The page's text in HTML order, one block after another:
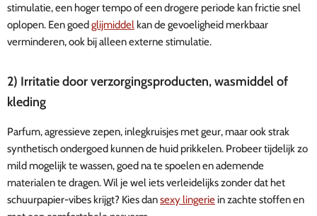
stimulatie, een hoger tempo of een drogere periode kan frictie snel
oplopen. Een goedglijmiddel kan de gevoeligheid merkbaar
verminderen, ook bij alleen externe stimulatie.
2) Irritatie door verzorgingsproducten, wasmiddel of
kleding
Parfum, agressieve zepen, inlegkruisjes met geur, maar ook strak
synthetisch ondergoed kunnen de huid prikkelen. Probeer tijdelijk zo
mild mogelijk te wassen, goed na te spoelen en ademende
materialen te dragen. Wil je wel iets verleidelijks zonder dat het
schuurpapier-vibes krijgt? Kies dansexy lingerie in zachte stoffen en